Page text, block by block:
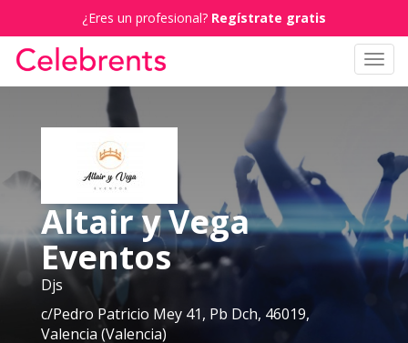
¿Eres un profesional? Regístrate gratis
Altair y Vega
Eventos
Djs
c/Pedro Patricio Mey 41, Pb Dch, 46019,
Valencia (Valencia)